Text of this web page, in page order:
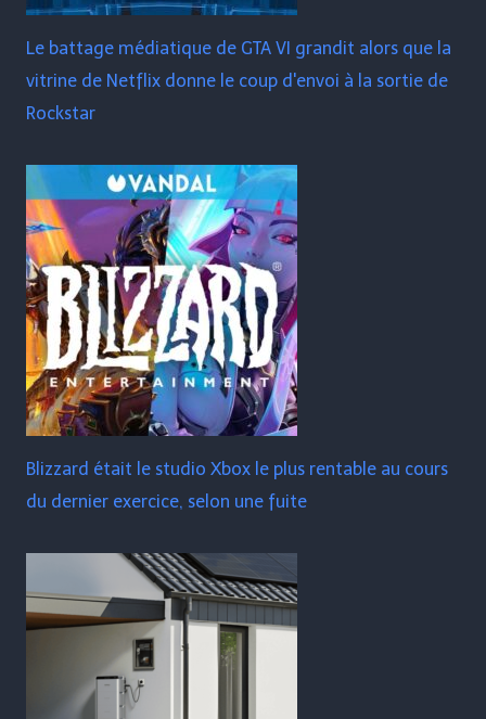
Le battage médiatique de GTA VI grandit alors que la
vitrine de Netflix donne le coup d'envoi à la sortie de
Rockstar
Blizzard était le studio Xbox le plus rentable au cours
du dernier exercice, selon une fuite